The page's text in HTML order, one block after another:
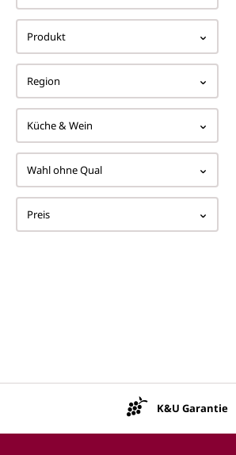
Produkt
Region
Küche & Wein
Wahl ohne Qual
Preis
K&U Garantie